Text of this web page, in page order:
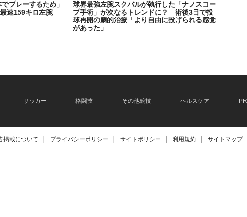
プレーするため」
速159キロ左腕
球界最強左腕スクバルが執行した「ナノスコー
プ手術」が次なるトレンドに？ 術後3日で投
球再開の劇的治療「より自由に投げられる感覚
があった」
サッカー 格闘技 その他競技 ヘルスケア PR
掲載について プライバシーポリシー サイトポリシー 利用規約 サイトマップ